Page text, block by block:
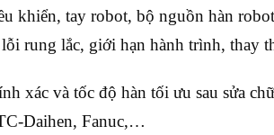
khiển, tay robot, bộ nguồn hàn
rung lắc, giới hạn hành trình, thay
xác và tốc độ hàn tối ưu sau sửa
Daihen, Fanuc,…